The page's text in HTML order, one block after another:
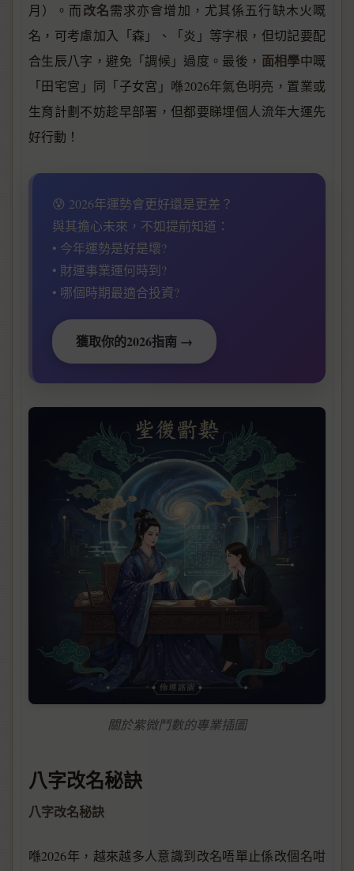
月）。而改名需求亦會增加，尤其係五行缺木火嘅
名，可考慮加入「森」、「炎」等字根，但切記要配
合生辰八字，避免「調候」過度。最後， 面相學中嘅
「田宅宮」同「子女宮」喺2026年氣色明亮，置業或
生育計劃不妨趁早部署，但都要睇埋個人流年大運先
好行動！
😰 2026年運勢會更好還是更差？
與其擔心未來，不如提前知道：
• 今年運勢是好是壞?
• 財運事業運何時到?
• 哪個時期最適合投資?
獲取你的2026指南 →
關於紫微鬥數的專業插圖
八字改名秘訣
八字改名秘訣
喺2026年，越來越多人意識到改名唔單止係改個名咁